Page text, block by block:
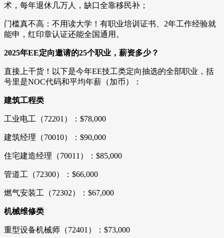
术，每年退休几万人，缺口全靠移民补；
门槛真不高：不用读大学！有职业培训证书、2年工作经验就
能申，红印章认证还能全国通用。
2025年EE定向邀请的25个职业，薪资多少？
直接上干货！以下是今年EE技工类定向抽选的全部职业，括
号里是NOC代码和平均年薪（加币）：
建筑工程类
工业电工（72201）：$78,000
建筑经理（70010）：$90,000
住宅建造经理（70011）：$85,000
管道工（72300）：$66,000
燃气安装工（72302）：$67,000
机械维修类
重型设备机械师（72401）：$73,000